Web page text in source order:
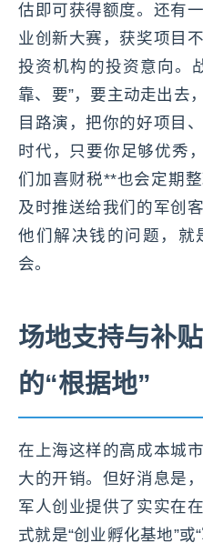
估即可获得额度。还有
业创新大赛，获奖项目
投资机构的投资意向。
靠、要”，要主动走出去
目路演，把你的好项目
时代，只要你足够优秀
们加喜财税**也会定期
及时推送给我们的军创
他们解决钱的问题，就
会。
场地支持与补
的“根据地”
在上海这样的高成本城
大的开销。但好消息是
军人创业提供了实实在
式就是“创业孵化基地”